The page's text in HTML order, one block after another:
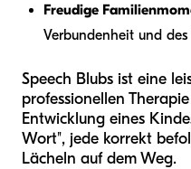
Freudige
Verbundenheit und
Speech Blubs ist eine
professionellen
Entwicklung eines
Wort", jede korrekt
Lächeln auf dem Weg.